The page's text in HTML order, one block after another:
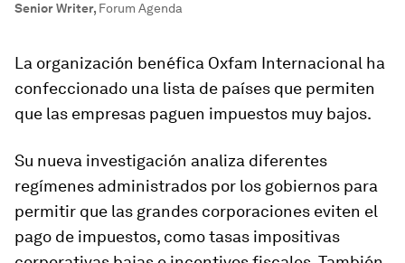
Senior Writer, Forum Agenda
La organización benéfica Oxfam Internacional ha
confeccionado una lista de países que permiten
que las empresas paguen impuestos muy bajos.
Su nueva investigación analiza diferentes
regímenes administrados por los gobiernos para
permitir que las grandes corporaciones eviten el
pago de impuestos, como tasas impositivas